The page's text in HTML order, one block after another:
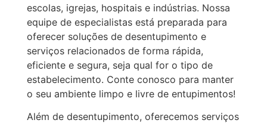
escolas, igrejas, hospitais e indústrias. Nossa
equipe de especialistas está preparada para
oferecer soluções de desentupimento e
serviços relacionados de forma rápida,
eficiente e segura, seja qual for o tipo de
estabelecimento. Conte conosco para manter
o seu ambiente limpo e livre de entupimentos!
Além de desentupimento, oferecemos serviços